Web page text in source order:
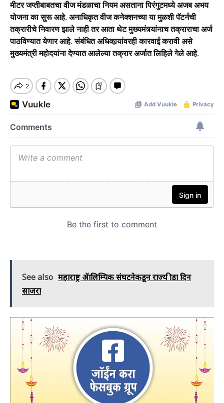
मीटर जप्तीबाबतचा वीज मंडळाचा नियम असताना पिरंगुटमध्ये अजब अभय
योजना का सुरू आहे. अनाधिकृत वीज कनेक्शनच्या या मुळशी पॅटर्नची
तक्रारीचे निवारण झाले नाही तर आता थेट मुख्यमंत्र्यांनाच तक्राराचा अर्ज
पाठविण्यात येणार आहे. संबंधित अधिकार्‍यांवरही कारवाई करावी असे
मुख्यमंत्री महोदयांना देण्यात आलेल्या तक्रार अर्जात लिहिले गेले आहे.
See also महाराष्ट्र ॲालिम्पिक संघटनेकडून राज्य क्रीडा दिन
साजरा